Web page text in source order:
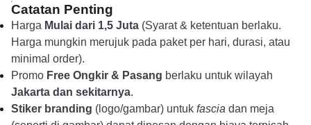
Catatan Penting
Harga Mulai dari 1,5 Juta (Syarat & ketentuan berlaku.
Harga mungkin merujuk pada paket per hari, durasi, atau
minimal order).
Promo Free Ongkir & Pasang berlaku untuk wilayah
Jakarta dan sekitarnya.
Stiker branding (logo/gambar) untuk fascia dan meja